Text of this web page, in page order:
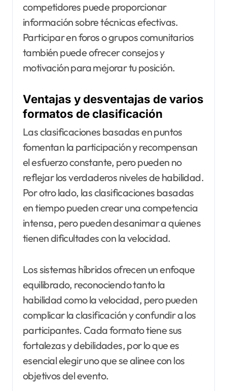
competidores puede proporcionar
información sobre técnicas efectivas.
Participar en foros o grupos comunitarios
también puede ofrecer consejos y
motivación para mejorar tu posición.
Ventajas y desventajas de varios
formatos de clasificación
Las clasificaciones basadas en puntos
fomentan la participación y recompensan
el esfuerzo constante, pero pueden no
reflejar los verdaderos niveles de habilidad.
Por otro lado, las clasificaciones basadas
en tiempo pueden crear una competencia
intensa, pero pueden desanimar a quienes
tienen dificultades con la velocidad.
Los sistemas híbridos ofrecen un enfoque
equilibrado, reconociendo tanto la
habilidad como la velocidad, pero pueden
complicar la clasificación y confundir a los
participantes. Cada formato tiene sus
fortalezas y debilidades, por lo que es
esencial elegir uno que se alinee con los
objetivos del evento.